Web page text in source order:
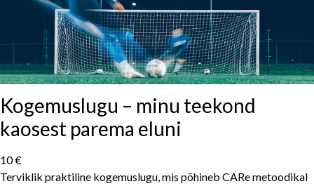
Kogemuslugu – minu teekond
kaosest parema eluni
10 €
Terviklik praktiline kogemuslugu, mis põhineb CARe metoodikal